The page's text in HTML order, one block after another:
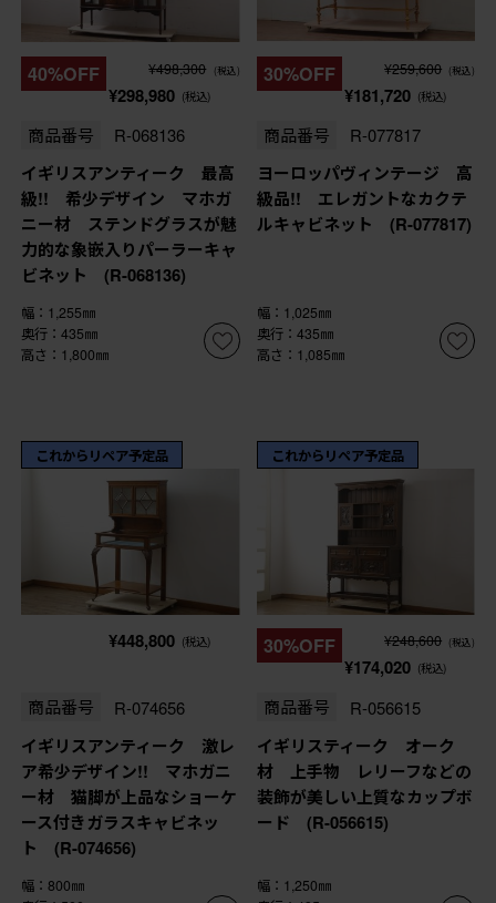
40%OFF ¥498,300 (税込)
¥298,980 (税込)
商品番号 R-068136
イギリスアンティーク 最高
級!! 希少デザイン マホガ
ニー材 ステンドグラスが魅
力的な象嵌入りパーラーキャ
ビネット (R-068136)
幅：1,255㎜
奥行：435㎜
高さ：1,800㎜
30%OFF ¥259,600 (税込)
¥181,720 (税込)
商品番号 R-077817
ヨーロッパヴィンテージ 高
級品!! エレガントなカクテ
ルキャビネット (R-077817)
幅：1,025㎜
奥行：435㎜
高さ：1,085㎜
これからリペア予定品
¥448,800 (税込)
商品番号 R-074656
イギリスアンティーク 激レ
ア希少デザイン!! マホガニ
ー材 猫脚が上品なショーケ
ース付きガラスキャビネッ
ト (R-074656)
幅：800㎜
これからリペア予定品
30%OFF ¥248,600 (税込)
¥174,020 (税込)
商品番号 R-056615
イギリスティーク オーク
材 上手物 レリーフなどの
装飾が美しい上質なカップボ
ード (R-056615)
幅：1,250㎜